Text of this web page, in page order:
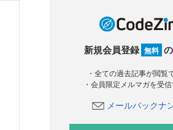
新規会員登録 無料
・全ての過去記事が閲覧
・会員限定メルマガを受
メールバックナ